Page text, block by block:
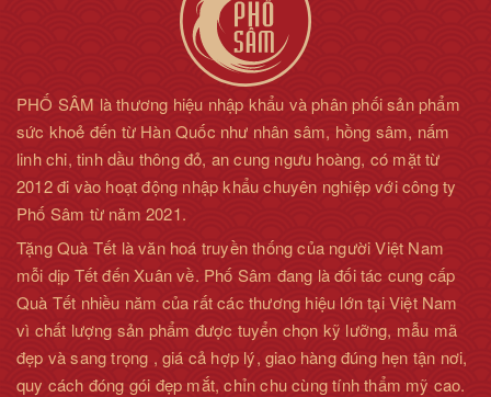
PHỐ SÂM là thương hiệu nhập khẩu và phân phối sản phẩm
sức khoẻ đến từ Hàn Quốc như nhân sâm, hồng sâm, nấm
linh chi, tinh dầu thông đỏ, an cung ngưu hoàng, có mặt từ
2012 đi vào hoạt động nhập khẩu chuyên nghiệp với công ty
Phố Sâm từ năm 2021.
Tặng Quà Tết là văn hoá truyền thống của người Việt Nam
mỗi dịp Tết đến Xuân về. Phố Sâm đang là đối tác cung cấp
Quà Tết nhiều năm của rất các thương hiệu lớn tại Việt Nam
vì chất lượng sản phẩm được tuyển chọn kỹ lưỡng, mẫu mã
đẹp và sang trọng , giá cả hợp lý, giao hàng đúng hẹn tận nơi,
quy cách đóng gói đẹp mắt, chỉn chu cùng tính thẩm mỹ cao.